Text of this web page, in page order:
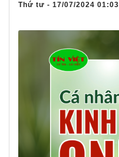
Thứ tư - 17/07/2024 01:03